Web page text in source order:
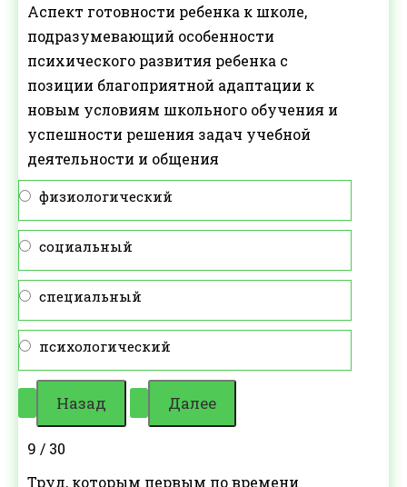
Аспект готовности ребенка к школе,
подразумевающий особенности
психического развития ребенка с
позиции благоприятной адаптации к
новым условиям школьного обучения и
успешности решения задач учебной
деятельности и общения
физиологический
социальный
специальный
психологический
9 / 30
Труд, которым первым по времени